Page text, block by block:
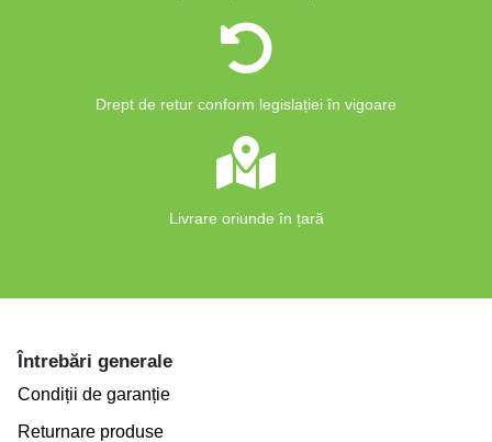
Drept de retur conform legislației în vigoare
Livrare oriunde în țară
Întrebări generale
Condiții de garanție
Returnare produse